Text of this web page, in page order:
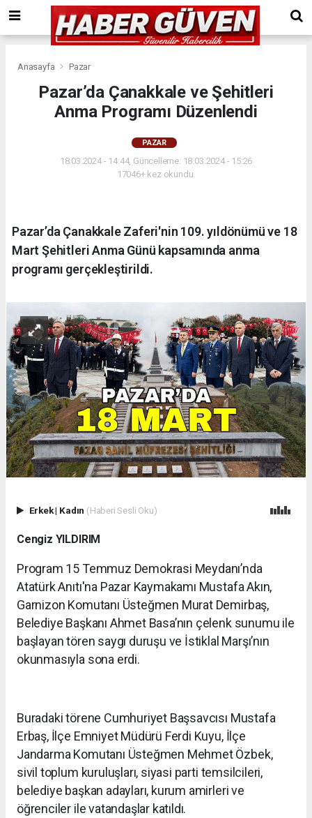
Anasayfa Pazar
Pazar’da Çanakkale ve Şehitleri
Anma Programı Düzenlendi
PAZAR
18.03.2024 - 14:44, Güncelleme: 18.03.2024 - 15:26
17046+ kez okundu.
Pazar’da Çanakkale Zaferi'nin 109. yıldönümü ve 18
Mart Şehitleri Anma Günü kapsamında anma
programı gerçekleştirildi.
Erkek| Kadın (Haberi Sesli Oku)
Cengiz YILDIRIM
Program 15 Temmuz Demokrasi Meydanı’nda
Atatürk Anıtı'na Pazar Kaymakamı Mustafa Akın,
Garnizon Komutanı Üsteğmen Murat Demirbaş,
Belediye Başkanı Ahmet Basa’nın çelenk sunumu ile
başlayan tören saygı duruşu ve İstiklal Marşı’nın
okunmasıyla sona erdi.
Buradaki törene Cumhuriyet Başsavcısı Mustafa
Erbaş, İlçe Emniyet Müdürü Ferdi Kuyu, İlçe
Jandarma Komutanı Üsteğmen Mehmet Özbek,
sivil toplum kuruluşları, siyasi parti temsilcileri,
belediye başkan adayları, kurum amirleri ve
öğrenciler ile vatandaşlar katıldı.